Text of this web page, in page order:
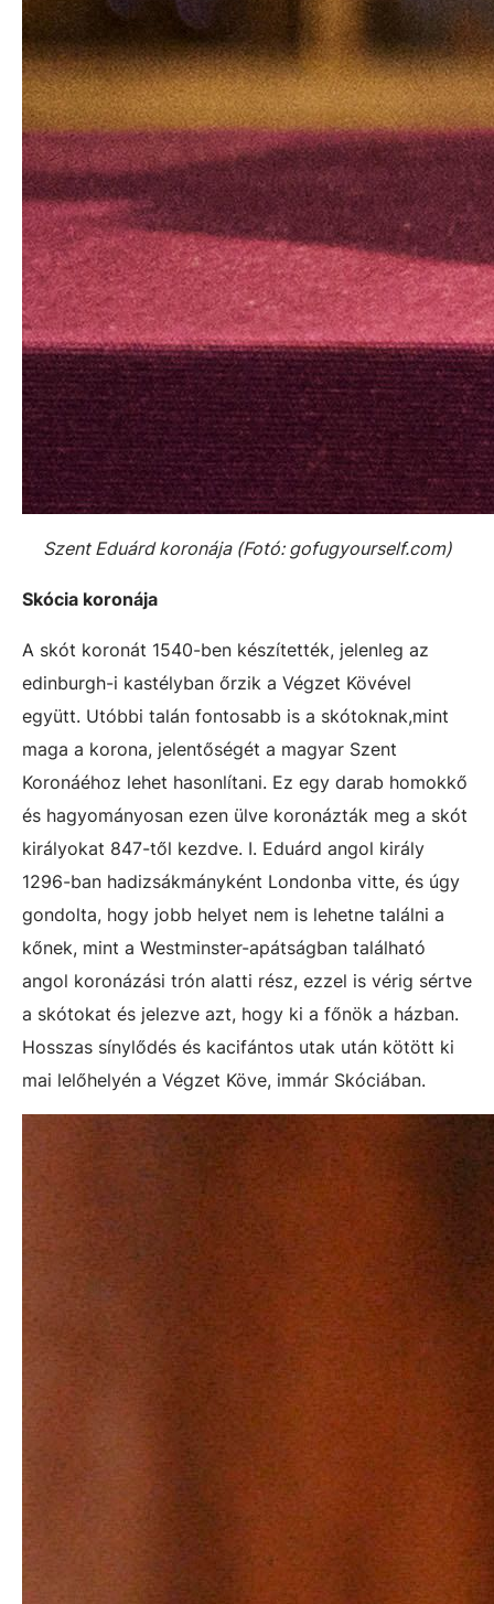
Szent Eduárd koronája (Fotó: gofugyourself.com)
Skócia koronája
A skót koronát 1540-ben készítették, jelenleg az
edinburgh-i kastélyban őrzik a Végzet Kövével
együtt. Utóbbi talán fontosabb is a skótoknak,mint
maga a korona, jelentőségét a magyar Szent
Koronáéhoz lehet hasonlítani. Ez egy darab homokkő
és hagyományosan ezen ülve koronázták meg a skót
királyokat 847-től kezdve. I. Eduárd angol király
1296-ban hadizsákmányként Londonba vitte, és úgy
gondolta, hogy jobb helyet nem is lehetne találni a
kőnek, mint a Westminster-apátságban található
angol koronázási trón alatti rész, ezzel is vérig sértve
a skótokat és jelezve azt, hogy ki a főnök a házban.
Hosszas sínylődés és kacifántos utak után kötött ki
mai lelőhelyén a Végzet Köve, immár Skóciában.